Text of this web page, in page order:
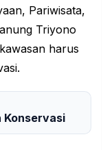
Pariwisata,
Triyono
harus
.
Konservasi